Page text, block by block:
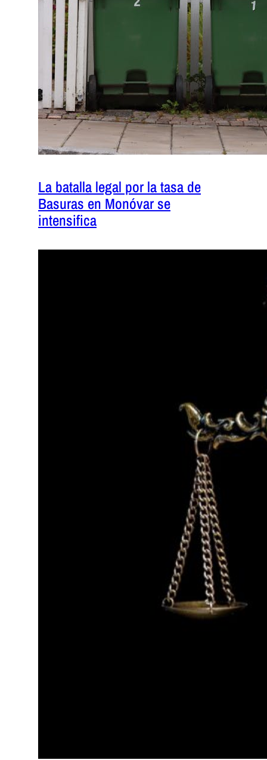
La batalla legal por la tasa de
Basuras en Monóvar se
intensifica